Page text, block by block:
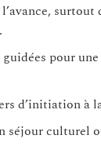
surtout
pour
d’initiation à
séjour culturel